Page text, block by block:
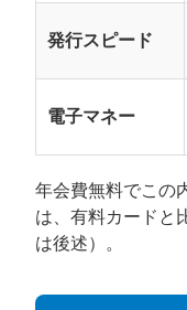
発行スピード
電子マネー
年会費無料でこの
は、有料カードと
は後述）。